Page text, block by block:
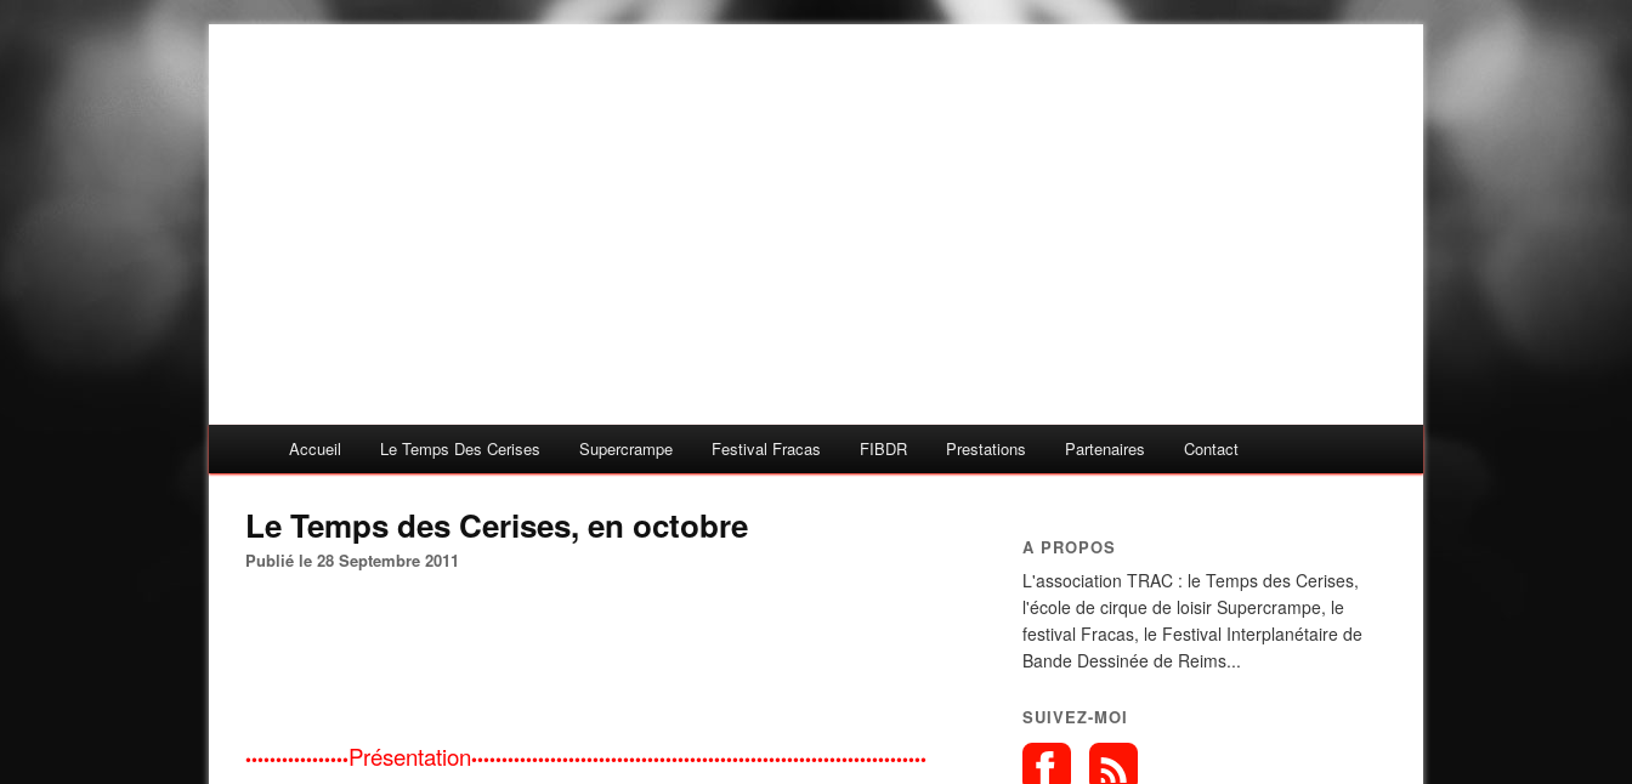
Accueil Le Temps Des Cerises Supercrampe Festival Fracas FIBDR Prestations Partenaires Contact
Le Temps des Cerises, en octobre
Publié le 28 Septembre 2011
•••••••••••••••••Présentation•••••••••••••••••••••••••••••••••••••••••••••••••••••••••••••••••••••••••••
A PROPOS
L'association TRAC : le Temps des Cerises,
l'école de cirque de loisir Supercrampe, le
festival Fracas, le Festival Interplanétaire de
Bande Dessinée de Reims...
SUIVEZ-MOI